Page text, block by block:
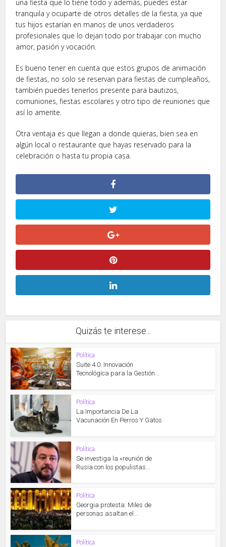
una fiesta que lo tiene todo y además, puedes estar
tranquila y ocuparte de otros detalles de la fiesta, ya que
tus hijos estarían en manos de unos verdaderos
profesionales que lo dejan todo por trabajar con mucho
amor, pasión y vocación.
Es bueno tener en cuenta que estos grupos de animación
de fiestas, no solo se reservan para fiestas de cumpleaños,
también puedes tenerlos presente para bautizos,
comuniones, fiestas escolares y otro tipo de reuniones que
así lo amerite.
Otra ventaja es que llegan a donde quieras, bien sea en
algún local o restaurante que hayas reservado para la
celebración o hasta tu propia casa.
Quizás te interese...
Política
Suite 4.0: Innovación
Tecnológica para la Gestión...
Política
La Importancia De La
Vacunación En Perros Y Gatos
Política
Se investiga la «reunión de
Rusia con los populistas...
Política
Georgia protesta: Miles de
personas asaltan el...
Política